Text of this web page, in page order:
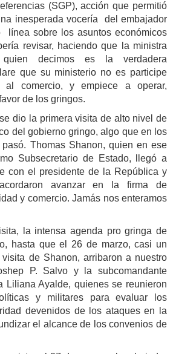
(SGP), acción que permitió
inesperada vocería del embajador
línea sobre los asuntos económicos
revisar, haciendo que la ministra
decimos es la verdadera
que su ministerio no es participe
al comercio, y empiece a operar,
de los gringos.
dio la primera visita de alto nivel de
del gobierno gringo, algo que en los
Thomas Shanon, quien en ese
Subsecretario de Estado, llegó a
con el presidente de la República y
avanzar en la firma de
y comercio. Jamás nos enteramos
la intensa agenda pro gringa de
hasta que el 26 de marzo, casi un
de Shanon, arribaron a nuestro
P. Salvo y la subcomandante
Liliana Ayalde, quienes se reunieron
y militares para evaluar los
devenidos de los ataques en la
el alcance de los convenios de